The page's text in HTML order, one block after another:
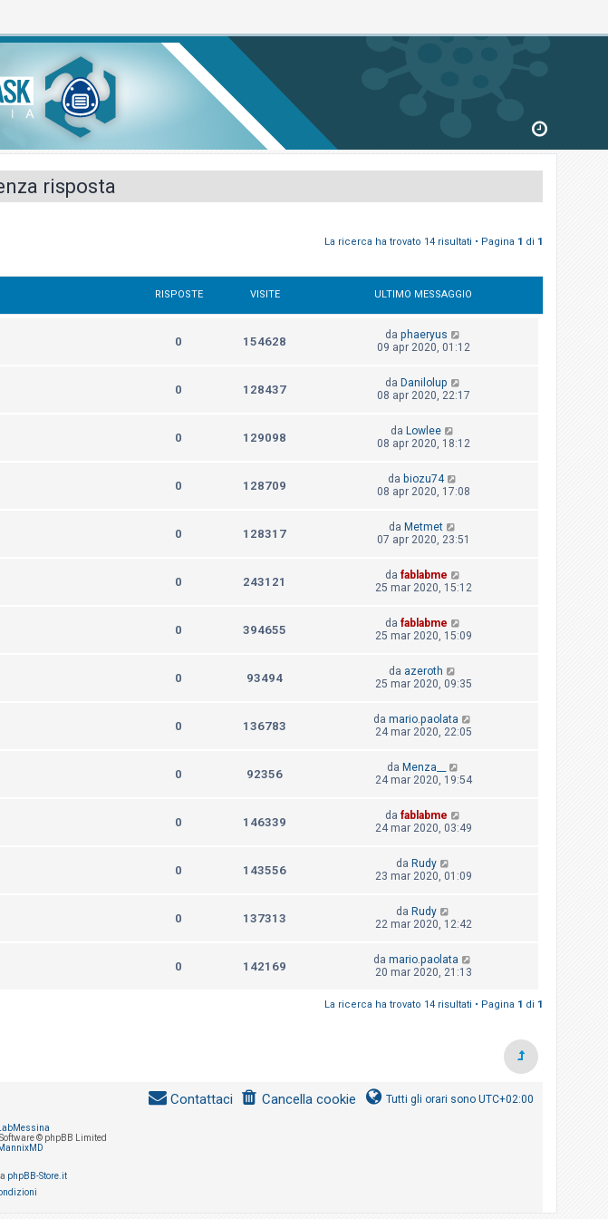
risposta
La ricerca ha trovato 14 risultati • Pagina 1 di 1
RISPOSTE VISITE ULTIMO MESSAGGIO
0 154628 da phaeryus
09 apr 2020, 01:12
0 128437 da Danilolup
08 apr 2020, 22:17
0 129098 da Lowlee
08 apr 2020, 18:12
0 128709 da biozu74
08 apr 2020, 17:08
0 128317 da Metmet
07 apr 2020, 23:51
0 243121 da fablabme
25 mar 2020, 15:12
0 394655 da fablabme
25 mar 2020, 15:09
0 93494 da azeroth
25 mar 2020, 09:35
0 136783 damario.paolata
24 mar 2020, 22:05
0 92356 da Menza__
24 mar 2020, 19:54
0 146339 da fablabme
24 mar 2020, 03:49
0 143556 da Rudy
23 mar 2020, 01:09
0 137313 da Rudy
22 mar 2020, 12:42
0 142169 damario.paolata
20 mar 2020, 21:13
La ricerca ha trovato 14 risultati • Pagina 1 di 1
Tutti gli orari sono UTC+02:00
Cancella cookie
Contattaci
© phpBB Limited
MannixMD
phpBB-Store.it